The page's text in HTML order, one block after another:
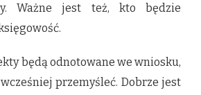
Ważne jest też, kto będzie
będą odnotowane we wniosku,
przemyśleć. Dobrze jest